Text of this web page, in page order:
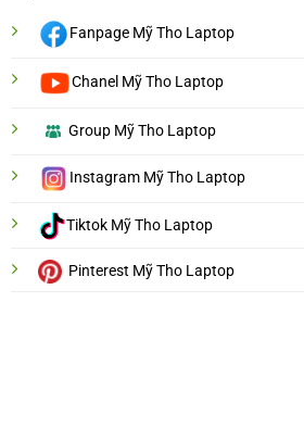
Fanpage Mỹ Tho Laptop
Chanel Mỹ Tho Laptop
Group Mỹ Tho Laptop
Instagram Mỹ Tho Laptop
Tiktok Mỹ Tho Laptop
Pinterest Mỹ Tho Laptop